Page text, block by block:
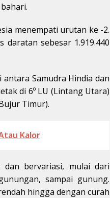
menempati urutan ke -2.
daratan sebesar 1.919.440
Samudra Hindia dan
di 6º LU (Lintang Utara)
Timur).
Kalor
dan bervariasi, mulai dari
sampai gunung.
hingga dengan curah